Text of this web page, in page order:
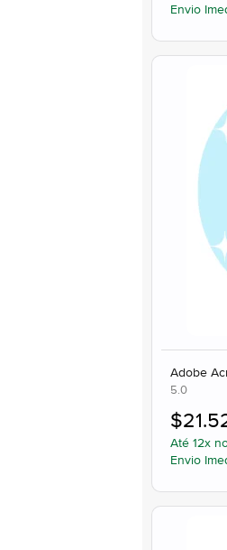
Envio
Adobe
5.0
Até 12x
Envio
$